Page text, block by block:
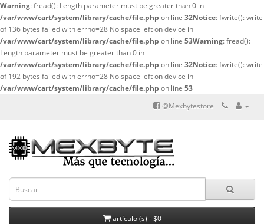
Warning: fread(): Length parameter must be greater than 0 in
/var/www/cart/system/library/cache/file.php on line 32Notice: fwrite(): write
of 136 bytes failed with errno=28 No space left on device in
/var/www/cart/system/library/cache/file.php on line 53Warning: fread():
Length parameter must be greater than 0 in
/var/www/cart/system/library/cache/file.php on line 32Notice: fwrite(): write
of 192 bytes failed with errno=28 No space left on device in
/var/www/cart/system/library/cache/file.php on line 53
@Mexbytestore
artículo (s) - $0